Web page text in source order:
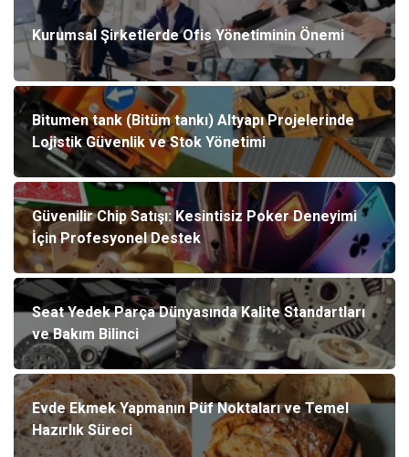
Kurumsal Şirketlerde Ofis Yönetiminin Önemi
Bitumen tank (Bitüm tankı) Altyapı Projelerinde
Lojistik Güvenlik ve Stok Yönetimi
Güvenilir Chip Satışı: Kesintisiz Poker Deneyimi
İçin Profesyonel Destek
Seat Yedek Parça Dünyasında Kalite Standartları
ve Bakım Bilinci
Evde Ekmek Yapmanın Püf Noktaları ve Temel
Hazırlık Süreci